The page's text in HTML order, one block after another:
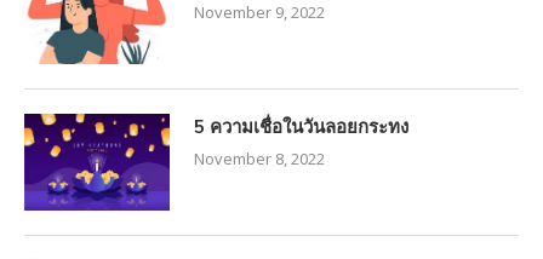
November 9, 2022
5 ความเชื่อในวันลอยกระทง
November 8, 2022